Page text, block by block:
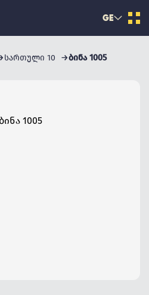
GE
სართული 10 ბინა 1005